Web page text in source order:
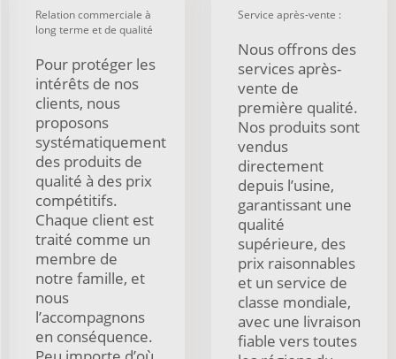
Relation commerciale à
long terme et de qualité
Pour protéger les
intérêts de nos
clients, nous
proposons
systématiquement
des produits de
qualité à des prix
compétitifs.
Chaque client est
traité comme un
membre de
notre famille, et
nous
l’accompagnons
en conséquence.
Service après-vente :
Nous offrons des
services après-
vente de
première qualité.
Nos produits sont
vendus
directement
depuis l’usine,
garantissant une
qualité
supérieure, des
prix raisonnables
et un service de
classe mondiale,
avec une livraison
fiable vers toutes